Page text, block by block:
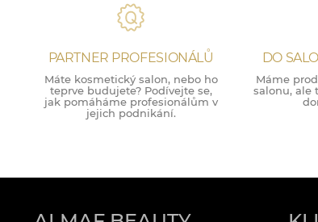
PARTNER PROFESIONÁLŮ
Máte kosmetický salon, nebo ho
teprve budujete? Podívejte se,
jak pomáháme profesionálům v
jejich podnikání.
DO
Máme
salonu, ale